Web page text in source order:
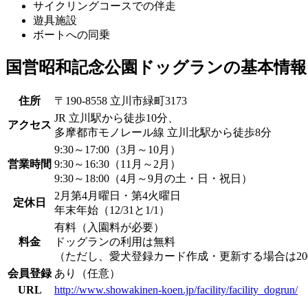
サイクリングコースでの伴走
遊具施設
ボートへの同乗
国営昭和記念公園ドッグランの基本情報
住所 〒190-8558 立川市緑町3173
アクセス
JR 立川駅から徒歩10分、
多摩都市モノレール線 立川北駅から徒歩8分
営業時間
9:30～17:00（3月～10月）
9:30～16:30（11月～2月）
9:30～18:00（4月～9月の土・日・祝日）
定休日
2月第4月曜日・第4火曜日
年末年始（12/31と1/1）
料金
有料（入園料が必要）
ドッグランの利用は無料
（ただし、愛犬登録カード作成・更新する場合は
会員登録 あり（任意）
URL
http://www.showakinen-koen.jp/facility/facility_dogrun/